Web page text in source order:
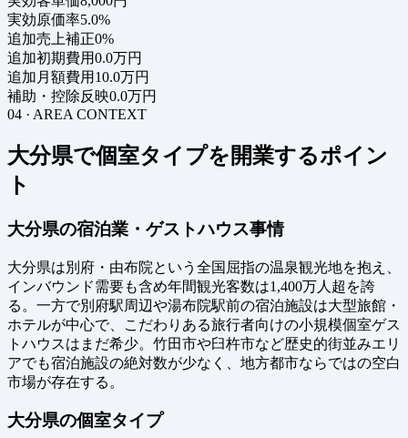
実効原価率5.0%
追加売上補正0%
追加初期費用0.0万円
追加月額費用 10.0万円
補助・控除反映0.0万円
04 · AREA CONTEXT
大分県で個室タイプを開業するポイン
ト
大分県の宿泊業・ゲストハウス事情
大分県は別府・由布院という全国屈指の温泉観光地を抱え、
インバウンド需要も含め年間観光客数は1,400万人超を誇
る。一方で別府駅周辺や湯布院駅前の宿泊施設は大型旅館・
ホテルが中心で、こだわりある旅行者向けの小規模個室ゲス
トハウスはまだ希少。竹田市や臼杵市など歴史的街並みエリ
アでも宿泊施設の絶対数が少なく、地方都市ならではの空白
市場が存在する。
大分県の個室タイプ